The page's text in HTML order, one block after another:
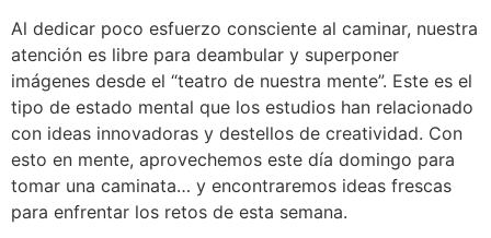
Al dedicar poco esfuerzo consciente al caminar, nuestra
atención es libre para deambular y superponer
imágenes desde el “teatro de nuestra mente”. Este es el
tipo de estado mental que los estudios han relacionado
con ideas innovadoras y destellos de creatividad. Con
esto en mente, aprovechemos este día domingo para
tomar una caminata… y encontraremos ideas frescas
para enfrentar los retos de esta semana.